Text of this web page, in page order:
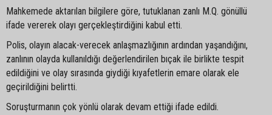
Mahkemede aktarılan bilgilere göre, tutuklanan zanlı M.Q. gönüllü
ifade vererek olayı gerçekleştirdiğini kabul etti.
Polis, olayın alacak-verecek anlaşmazlığının ardından yaşandığını,
zanlının olayda kullanıldığı değerlendirilen bıçak ile birlikte tespit
edildiğini ve olay sırasında giydiği kıyafetlerin emare olarak ele
geçirildiğini belirtti.
Soruşturmanın çok yönlü olarak devam ettiği ifade edildi.